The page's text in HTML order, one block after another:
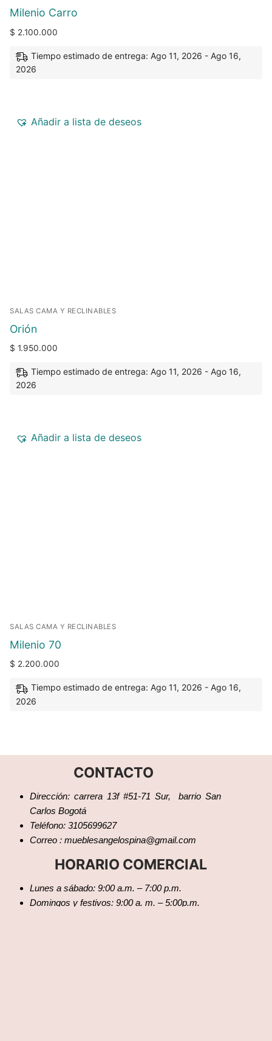
Milenio Carro
$ 2.100.000
Tiempo estimado de entrega: Ago 11, 2026 - Ago 16,
2026
Añadir a lista de deseos
SALAS CAMA Y RECLINABLES
Orión
$ 1.950.000
Tiempo estimado de entrega: Ago 11, 2026 - Ago 16,
2026
Añadir a lista de deseos
SALAS CAMA Y RECLINABLES
Milenio 70
$ 2.200.000
Tiempo estimado de entrega: Ago 11, 2026 - Ago 16,
2026
CONTACTO
Dirección: carrera 13f #51-71 Sur, barrio San
Carlos Bogotá
Teléfono: 3105699627
Correo : mueblesangelospina@gmail.com
HORARIO COMERCIAL
Lunes a sábado: 9:00 a.m. – 7:00 p.m.
Domingos y festivos: 9:00 a. m. – 5:00p.m.